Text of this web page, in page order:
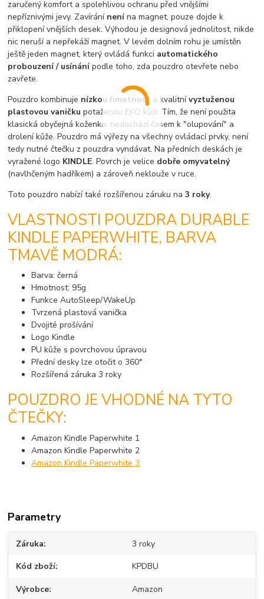
zaručený komfort a spolehlivou ochranu před vnějšími
nepříznivými jevy. Zavírání nenína magnet, pouze dojde k
přiklopení vnějších desek. Výhodou je designová jednolitost, nikde
nic neruší a nepřekáží magnet. V levém dolním rohu je umístěn
ještě jeden magnet, který ovládá funkci automatického
probouzení / usínánípodle toho, zda pouzdro otevřete nebo
zavřete.
Pouzdro kombinuje nízkou hmotnost a kvalitnívyztuženou
plastovou vaničku potaženou EKO kůží. Tím, že není použita
klasická obyčejná koženka, nedochází časem k "olupování" a
drolení kůže. Pouzdro má výřezy na všechny ovládací prvky, není
tedy nutné čtečku z pouzdra vyndávat. Na předních deskách je
vyražené logo KINDLE. Povrch je velice dobře omyvatelný
(navlhčeným hadříkem) a zároveň neklouže v ruce.
Toto pouzdro nabízí také rozšířenou záruku na3 roky.
VLASTNOSTI POUZDRA DURABLE
KINDLE PAPERWHITE, BARVA
TMAVĚ MODRÁ:
Barva: černá
Hmotnost: 95g
Funkce AutoSleep/WakeUp
Tvrzená plastová vanička
Dvojité prošívání
Logo Kindle
PU kůže s povrchovou úpravou
Přední desky lze otočit o 360°
Rozšířená záruka 3 roky
POUZDRO JE VHODNÉ NA TYTO
ČTEČKY:
Amazon Kindle Paperwhite 1
Amazon Kindle Paperwhite 2
Amazon Kindle Paperwhite 3
Parametry
Záruka 3 roky
Kód zboží KPDBU
Výrobce Amazon